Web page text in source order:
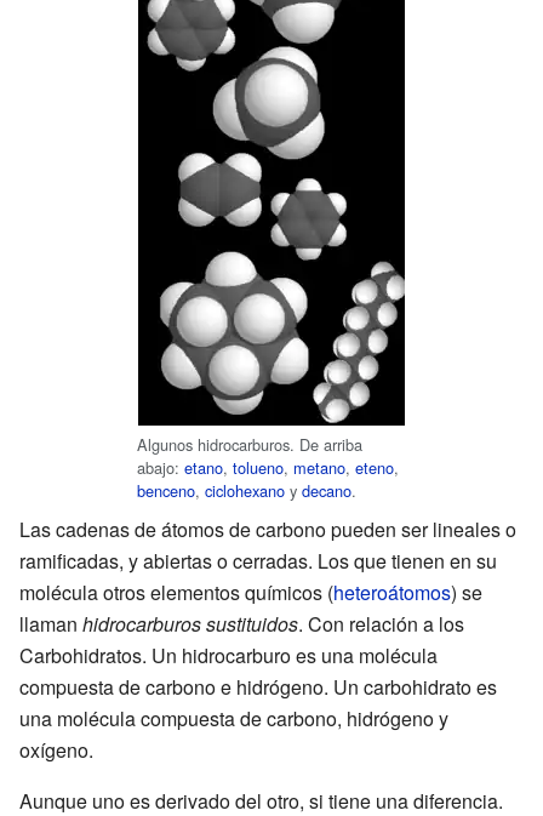
Algunos hidrocarburos. De arriba
abajo: etano, tolueno, metano, eteno,
benceno, ciclohexano y decano.
Las cadenas de átomos de carbono pueden ser lineales o
ramificadas, y abiertas o cerradas. Los que tienen en su
molécula otros elementos químicos (heteroátomos) se
llaman hidrocarburos sustituidos. Con relación a los
Carbohidratos. Un hidrocarburo es una molécula
compuesta de carbono e hidrógeno. Un carbohidrato es
una molécula compuesta de carbono, hidrógeno y
oxígeno.
Aunque uno es derivado del otro, si tiene una diferencia.